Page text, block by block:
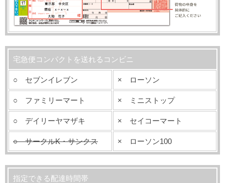
宅急便コンパクトを送れるコンビニ
○ セブンイレブン × ローソン
○ ファミリーマート × ミニストップ
○ デイリーヤマザキ × セイコーマート
○ サークルK・サンクス × ローソン100
指定できる配達時間帯